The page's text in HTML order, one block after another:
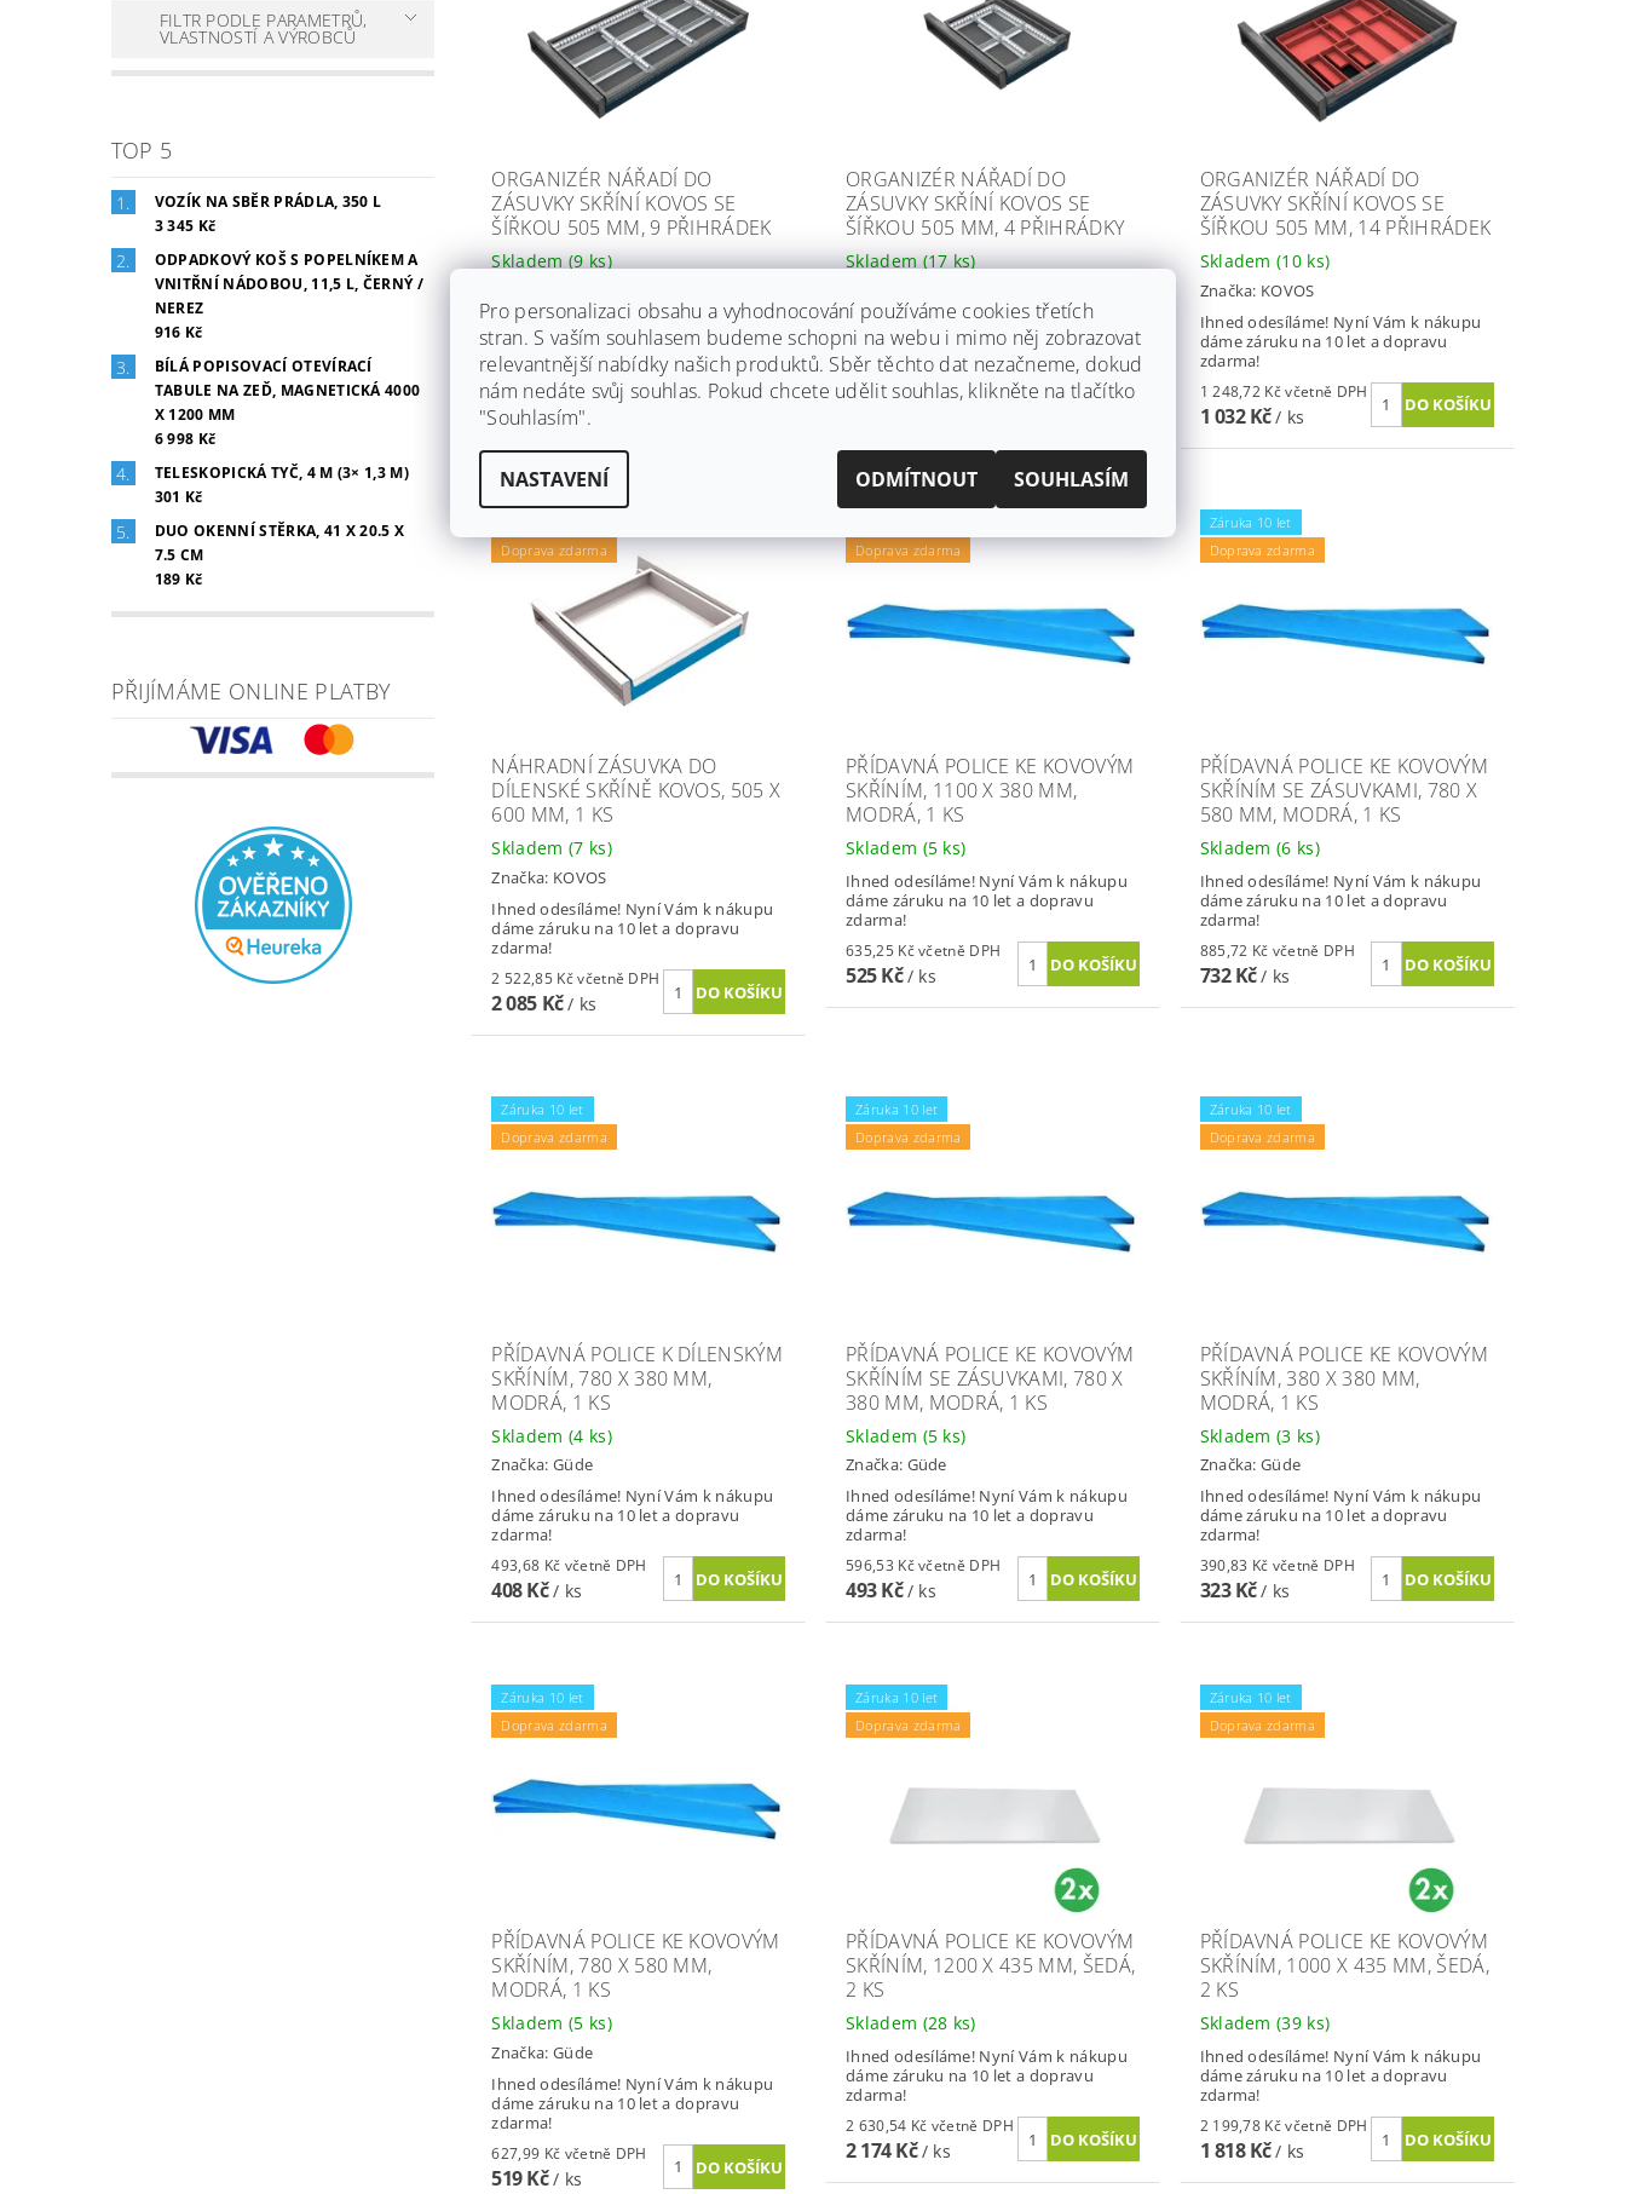
FILTR PODLE PARAMETRŮ,
VLASTNOSTÍ A VÝROBCŮ
TOP 5
VOZÍK NA SBĚR PRÁDLA, 350 L
3 345 Kč
ODPADKOVÝ KOŠ S POPELNÍKEM A
VNITŘNÍ NÁDOBOU, 11,5 L, ČERNÝ /
NEREZ
916 Kč
BÍLÁ POPISOVACÍ OTEVÍRACÍ
TABULE NA ZEĎ, MAGNETICKÁ 4000
X 1200 MM
6 998 Kč
TELESKOPICKÁ TYČ, 4 M (3× 1,3 M)
301 Kč
DUO OKENNÍ STĚRKA, 41 X 20.5 X
7.5 CM
189 Kč
PŘIJÍMÁME ONLINE PLATBY
ORGANIZÉR NÁŘADÍ DO
ZÁSUVKY SKŘÍNÍ KOVOS SE
ŠÍŘKOU 505 MM, 9 PŘIHRÁDEK
Skladem(9 ks)
Ihned odesíláme! Nyní Vám k nákupu
dáme záruku na 10 let a dopravu
zdarma!
1 205,16 Kč včetně DPH
996 Kč/ ks
ORGANIZÉR NÁŘADÍ DO
ZÁSUVKY SKŘÍNÍ KOVOS SE
ŠÍŘKOU 505 MM, 4 PŘIHRÁDKY
Skladem(17 ks)
Ihned odesíláme! Nyní Vám k nákupu
dáme záruku na 10 let a dopravu
zdarma!
1 082,95 Kč včetně DPH
ORGANIZÉR NÁŘADÍ DO
ZÁSUVKY SKŘÍNÍ KOVOS SE
ŠÍŘKOU 505 MM, 14 PŘIHRÁDEK
Skladem(10 ks)
Značka: KOVOS
Ihned odesíláme! Nyní Vám k nákupu
dáme záruku na 10 let a dopravu
zdarma!
1 248,72 Kč včetně DPH
1 032 Kč/ ks
Doprava zdarma
NÁHRADNÍ ZÁSUVKA DO
DÍLENSKÉ SKŘÍNĚ KOVOS, 505 X
600 MM, 1 KS
Skladem (7 ks)
Značka: KOVOS
Ihned odesíláme! Nyní Vám k nákupu
dáme záruku na 10 let a dopravu
zdarma!
2 522,85 Kč včetně DPH
2 085 Kč/ ks
Doprava zdarma
PŘÍDAVNÁ POLICE KE KOVOVÝM
SKŘÍNÍM, 1100 X 380 MM,
MODRÁ, 1 KS
Skladem (5 ks)
Ihned odesíláme! Nyní Vám k nákupu
dáme záruku na 10 let a dopravu
zdarma!
635,25 Kč včetně DPH
525 Kč/ ks
Záruka 10 let
Doprava zdarma
PŘÍDAVNÁ POLICE KE KOVOVÝM
SKŘÍNÍM SE ZÁSUVKAMI, 780 X
580 MM, MODRÁ, 1 KS
Skladem(6 ks)
Ihned odesíláme! Nyní Vám k nákupu
dáme záruku na 10 let a dopravu
zdarma!
885,72 Kč včetně DPH
732 Kč/ ks
Záruka 10 let
Doprava zdarma
PŘÍDAVNÁ POLICE K DÍLENSKÝM
SKŘÍNÍM, 780 X 380 MM,
MODRÁ, 1 KS
Skladem (4 ks)
Značka: Güde
Ihned odesíláme! Nyní Vám k nákupu
dáme záruku na 10 let a dopravu
zdarma!
493,68 Kč včetně DPH
408 Kč/ ks
Záruka 10 let
Doprava zdarma
PŘÍDAVNÁ POLICE KE KOVOVÝM
SKŘÍNÍM SE ZÁSUVKAMI, 780 X
380 MM, MODRÁ, 1 KS
Skladem (5 ks)
Značka: Güde
Ihned odesíláme! Nyní Vám k nákupu
dáme záruku na 10 let a dopravu
zdarma!
596,53 Kč včetně DPH
493 Kč/ ks
Záruka 10 let
Doprava zdarma
PŘÍDAVNÁ POLICE KE KOVOVÝM
SKŘÍNÍM, 380 X 380 MM,
MODRÁ, 1 KS
Skladem(3 ks)
Značka:Güde
Ihned odesíláme! Nyní Vám k nákupu
dáme záruku na 10 let a dopravu
zdarma!
390,83 Kč včetně DPH
323 Kč/ ks
Záruka 10 let
Doprava zdarma
PŘÍDAVNÁ POLICE KE KOVOVÝM
SKŘÍNÍM, 780 X 580 MM,
MODRÁ, 1 KS
Skladem (5 ks)
Značka: Güde
Ihned odesíláme! Nyní Vám k nákupu
dáme záruku na 10 let a dopravu
zdarma!
627,99 Kč včetně DPH
519 Kč/ ks
Záruka 10 let
Doprava zdarma
PŘÍDAVNÁ POLICE KE KOVOVÝM
SKŘÍNÍM, 1200 X 435 MM, ŠEDÁ,
2 KS
Skladem (28 ks)
Ihned odesíláme! Nyní Vám k nákupu
dáme záruku na 10 let a dopravu
zdarma!
2 630,54 Kč včetně DPH
2 174 Kč/ ks
Záruka 10 let
Doprava zdarma
PŘÍDAVNÁ POLICE KE KOVOVÝM
SKŘÍNÍM, 1000 X 435 MM, ŠEDÁ,
2 KS
Skladem(39 ks)
Ihned odesíláme! Nyní Vám k nákupu
dáme záruku na 10 let a dopravu
zdarma!
2 199,78 Kč včetně DPH
1 818 Kč/ ks
Pro personalizaci obsahu a vyhodnocování používáme cookies třetích
stran. S vaším souhlasem budeme schopni na webu i mimo něj zobrazovat
relevantnější nabídky našich produktů. Sběr těchto dat nezačneme, dokud
nám nedáte svůj souhlas. Pokud chcete udělit souhlas, klikněte na tlačítko
"Souhlasím".
NASTAVENÍ ODMÍTNOUT SOUHLASÍM